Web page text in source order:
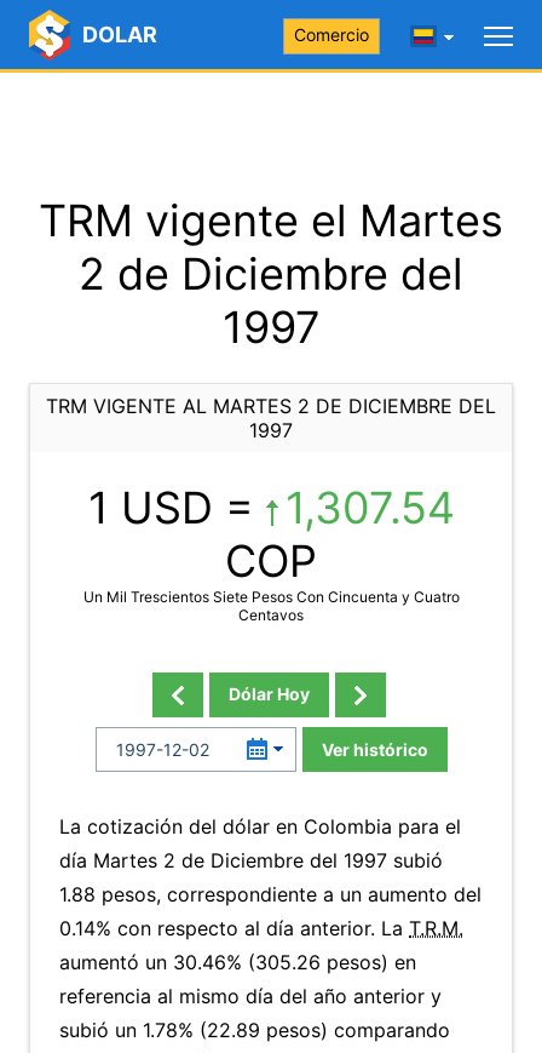
DOLAR Comercio
TRM vigente el Martes
2 de Diciembre del
1997
TRM VIGENTE AL MARTES 2 DE DICIEMBRE DEL
1997
1 USD =
1,307.54
COP
Un Mil Trescientos Siete Pesos Con Cincuenta y Cuatro
Centavos
Dólar Hoy
Ver histórico
La cotización del dólar en Colombia para el
día Martes 2 de Diciembre del 1997 subió
1.88 pesos, correspondiente a un aumento del
0.14% con respecto al día anterior. La T.R.M.
aumentó un 30.46% (305.26 pesos) en
referencia al mismo día del año anterior y
subió un 1.78% (22.89 pesos) comparando